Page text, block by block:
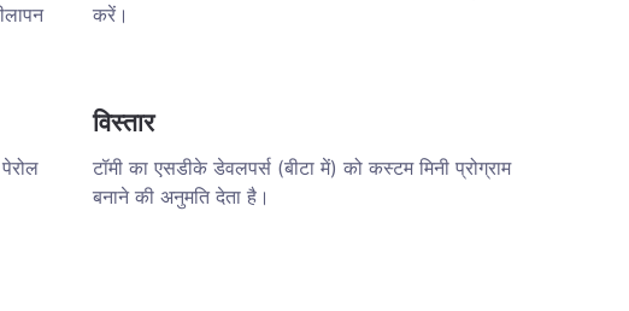
करें।
विस्तार
टॉमी का एसडीके डेवलपर्स (बीटा में) को कस्टम मिनी प्रोग्राम
बनाने की अनुमति देता है।